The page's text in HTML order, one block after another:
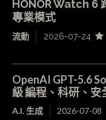
HONOR Watch 6
專業模式
流動 2026-07-24
OpenAI GPT-5.6
級 編程、科研、安
A.I. 生成 2026-07-08